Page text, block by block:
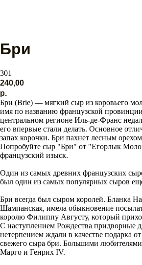
Бри
301
240,00
р.
Бри (Brie) — мягкий сыр из коровьего
имя по названию французской
центральном регионе Иль-де-Франс
его впервые стали делать. Основное
запах корочки. Бри пахнет лесным
Попробуйте сыр "Бри" от "Егорлык
французский изыск.
Один из самых древних французских
был один из самых популярных сыров
Бри всегда был сыром королей. Бланка
Шампанская, имела обыкновение
королю Филиппу Августу, который
С наступлением Рождества придворные
нетерпением ждали в качестве подарка
свежего сыра бри. Большими
Марго и Генрих IV.